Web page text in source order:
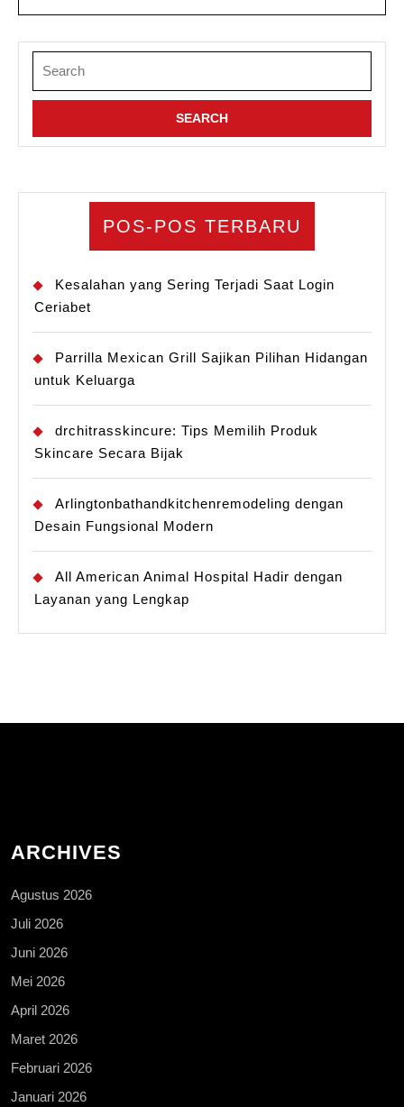
for:
POS-POS TERBARU
Kesalahan yang Sering Terjadi Saat Login
Ceriabet
Parrilla Mexican Grill Sajikan Pilihan Hidangan
untuk Keluarga
drchitrasskincure: Tips Memilih Produk
Skincare Secara Bijak
Arlingtonbathandkitchenremodeling dengan
Desain Fungsional Modern
All American Animal Hospital Hadir dengan
Layanan yang Lengkap
ARCHIVES
Agustus 2026
Juli 2026
Juni 2026
Mei 2026
April 2026
Maret 2026
Februari 2026
Januari 2026